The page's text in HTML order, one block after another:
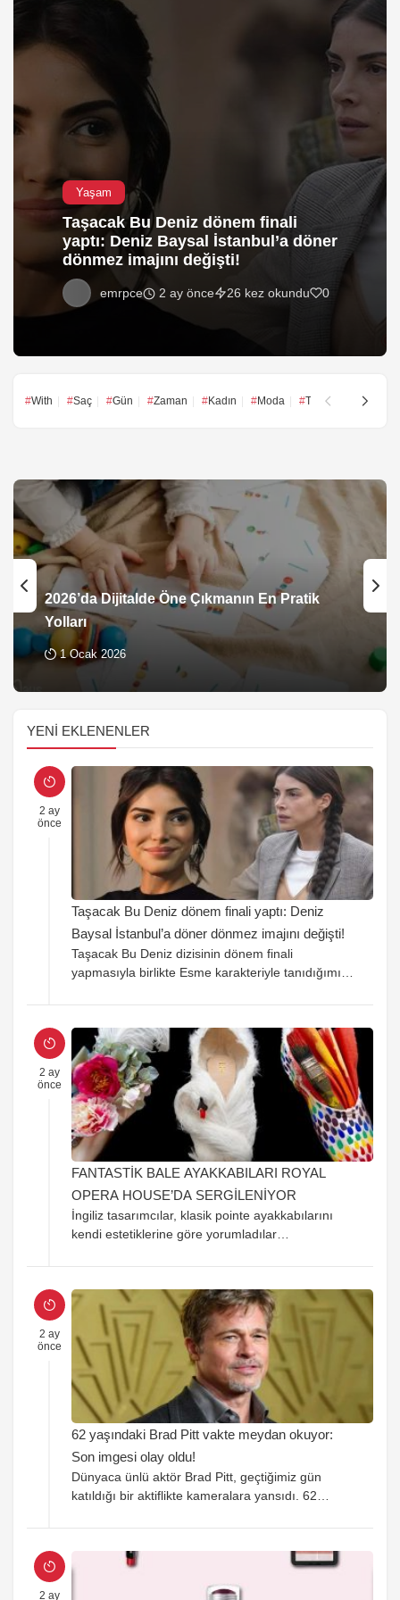
Yaşam
Taşacak Bu Deniz dönem finali
yaptı: Deniz Baysal İstanbul’a döner
dönmez imajını değişti!
emrpce 2 ay önce 26 kez okundu 0
With Saç Gün Zaman Kadın Moda This
2026’da Dijitalde Öne Çıkmanın En Pratik
Yolları
1 Ocak 2026
YENI EKLENENLER
2 ay
önce
Taşacak Bu Deniz dönem finali yaptı: Deniz
Baysal İstanbul’a döner dönmez imajını değişti!
Taşacak Bu Deniz dizisinin dönem finali
yapmasıyla birlikte Esme karakteriyle tanıdığımız
değişimine gitti. Son hali takipçilerinden ağır ilgi
gördü.
2 ay
önce
FANTASTİK BALE AYAKKABILARI ROYAL
OPERA HOUSE’DA SERGİLENİYOR
İngiliz tasarımcılar, klasik pointe ayakkabılarını
kendi estetiklerine göre yorumladılar…
2 ay
önce
62 yaşındaki Brad Pitt vakte meydan okuyor:
Son imgesi olay oldu!
Dünyaca ünlü aktör Brad Pitt, geçtiğimiz gün
katıldığı bir aktiflikte kameralara yansıdı. 62
medyada viral olurken kullanıcılar şaşkınlığını
gizleyemedi.
2 ay